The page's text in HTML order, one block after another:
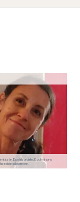
E poi ricordate. E poi mi sono
esiste solo amore.